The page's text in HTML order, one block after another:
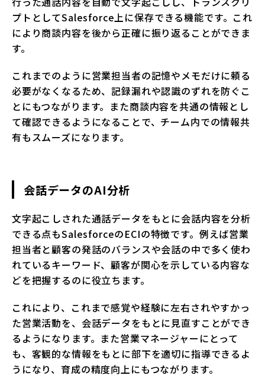
プトとしてSalesforce上に保存できる機能です。これ
により商談内容を後から正確に振り返ることができま
す。
これまでのように営業担当者の記憶やメモだけに頼る
必要がなくなるため、記録漏れや認識のずれを防ぐこ
とにもつながります。また商談内容を共通の情報とし
て確認できるようになることで、チーム内での情報共
有もスムーズになります。
会話データのAI分析
文字起こしされた通話データをもとに会話内容を分析
できる点もSalesforceのECIの特徴です。例えば営業
担当者と顧客の発話のバランスや会話の中で多く使わ
れているキーワード、顧客が関心を示している内容な
どを把握するのに役立ちます。
これにより、これまで感覚や経験に左右されやすかっ
た営業活動を、会話データをもとに見直すことができ
るようになります。また営業マネージャーにとって
も、客観的な情報をもとに部下を適切に指導できるよ
うになり、育成の精度向上にもつながります。